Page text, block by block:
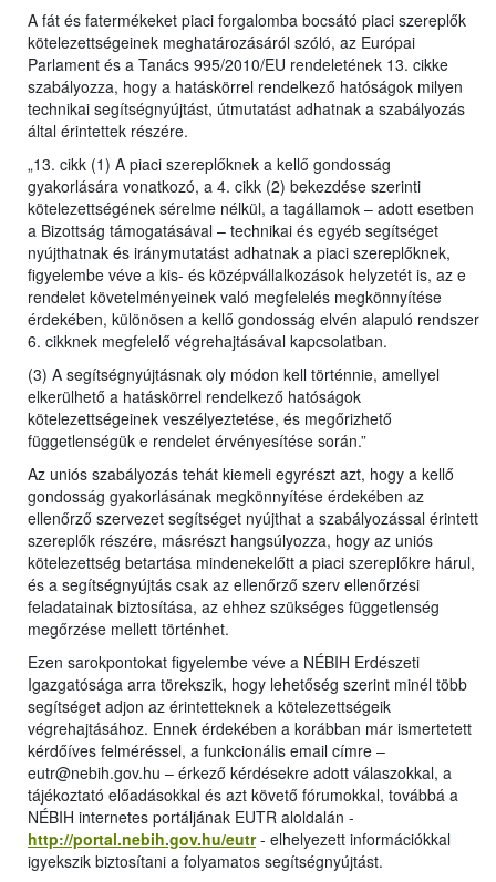
A fát és fatermékeket piaci forgalomba bocsátó piaci szereplők
kötelezettségeinek meghatározásáról szóló, az Európai
Parlament és a Tanács 995/2010/EU rendeletének 13. cikke
szabályozza, hogy a hatáskörrel rendelkező hatóságok milyen
technikai segítségnyújtást, útmutatást adhatnak a szabályozás
által érintettek részére.
„13. cikk (1) A piaci szereplőknek a kellő gondosság
gyakorlására vonatkozó, a 4. cikk (2) bekezdése szerinti
kötelezettségének sérelme nélkül, a tagállamok – adott esetben
a Bizottság támogatásával – technikai és egyéb segítséget
nyújthatnak és iránymutatást adhatnak a piaci szereplőknek,
figyelembe véve a kis- és középvállalkozások helyzetét is, az e
rendelet követelményeinek való megfelelés megkönnyítése
érdekében, különösen a kellő gondosság elvén alapuló rendszer
6. cikknek megfelelő végrehajtásával kapcsolatban.
(3) A segítségnyújtásnak oly módon kell történnie, amellyel
elkerülhető a hatáskörrel rendelkező hatóságok
kötelezettségeinek veszélyeztetése, és megőrizhető
függetlenségük e rendelet érvényesítése során.”
Az uniós szabályozás tehát kiemeli egyrészt azt, hogy a kellő
gondosság gyakorlásának megkönnyítése érdekében az
ellenőrző szervezet segítséget nyújthat a szabályozással érintett
szereplők részére, másrészt hangsúlyozza, hogy az uniós
kötelezettség betartása mindenekelőtt a piaci szereplőkre hárul,
és a segítségnyújtás csak az ellenőrző szerv ellenőrzési
feladatainak biztosítása, az ehhez szükséges függetlenség
megőrzése mellett történhet.
Ezen sarokpontokat figyelembe véve a NÉBIH Erdészeti
Igazgatósága arra törekszik, hogy lehetőség szerint minél több
segítséget adjon az érintetteknek a kötelezettségeik
végrehajtásához. Ennek érdekében a korábban már ismertetett
kérdőíves felméréssel, a funkcionális email címre –
eutr@nebih.gov.hu – érkező kérdésekre adott válaszokkal, a
tájékoztató előadásokkal és azt követő fórumokkal, továbbá a
NÉBIH internetes portáljának EUTR aloldalán -
http://portal.nebih.gov.hu/eutr- elhelyezett információkkal
igyekszik biztosítani a folyamatos segítségnyújtást.